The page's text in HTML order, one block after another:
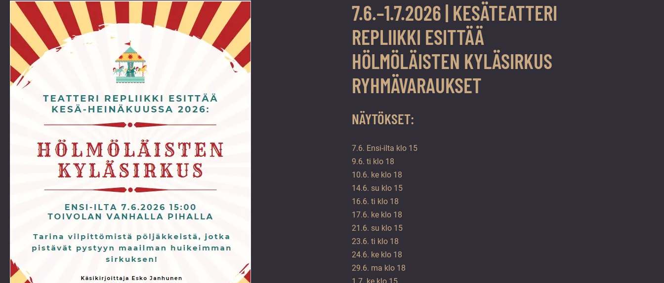
tapahtumat
tarjoavat
kiireettömiä
ja
hyviä
hetkiä
ympäri
vuoden.
7.6.–1.7.2026 | KESÄTEATTERI
REPLIIKKI ESITTÄÄ
HÖLMÖLÄISTEN KYLÄSIRKUS
RYHMÄVARAUKSET
NÄYTÖKSET:
7.6. Ensi-ilta klo 15
9.6. ti klo 18
10.6. ke klo 18
14.6. su klo 15
16.6. ti klo 18
17.6. ke klo 18
21.6. su klo 15
23.6. ti klo 18
24.6. ke klo 18
29.6. ma klo 18